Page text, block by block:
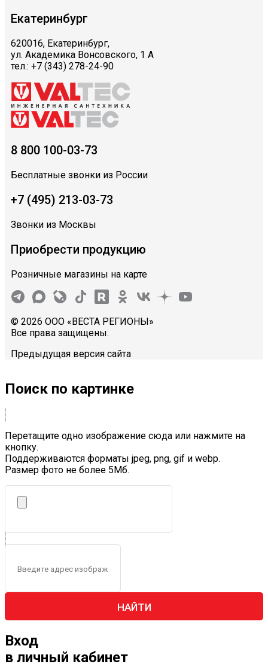
Екатеринбург
620016, Екатеринбург,
ул. Академика Вонсовского, 1 А
тел.: +7 (343) 278-24-90
8 800 100-03-73
Бесплатные звонки из России
+7 (495) 213-03-73
Звонки из Москвы
Приобрести продукцию
Розничные магазины на карте
© 2026 ООО «ВЕСТА РЕГИОНЫ»
Все права защищены.
Предыдущая версия сайта
Поиск по картинке
Перетащите одно изображение сюда или нажмите на
кнопку.
Поддерживаются форматы jpeg, png, gif и webp.
Размер фото не более 5Mб.
НАЙТИ
Вход
в личный кабинет